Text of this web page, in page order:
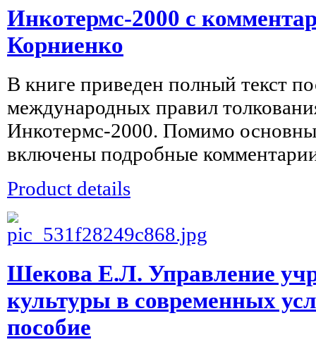
Инкотермс-2000 с
Корниенко
В книге приведен полный текст
международных правил
Инкотермс-2000. Помимо
включены подробные
Product details
Шекова Е.Л. Управление
культуры в современных
пособие